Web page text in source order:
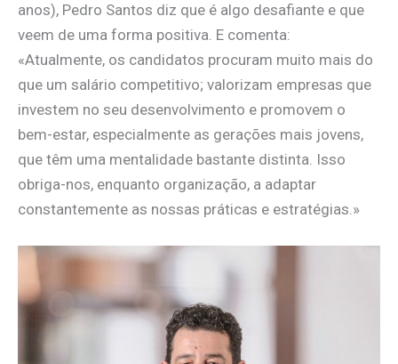
anos), Pedro Santos diz que é algo desafiante e que
veem de uma forma positiva. E comenta:
«Atualmente, os candidatos procuram muito mais do
que um salário competitivo; valorizam empresas que
investem no seu desenvolvimento e promovem o
bem-estar, especialmente as gerações mais jovens,
que têm uma mentalidade bastante distinta. Isso
obriga-nos, enquanto organização, a adaptar
constantemente as nossas práticas e estratégias.»